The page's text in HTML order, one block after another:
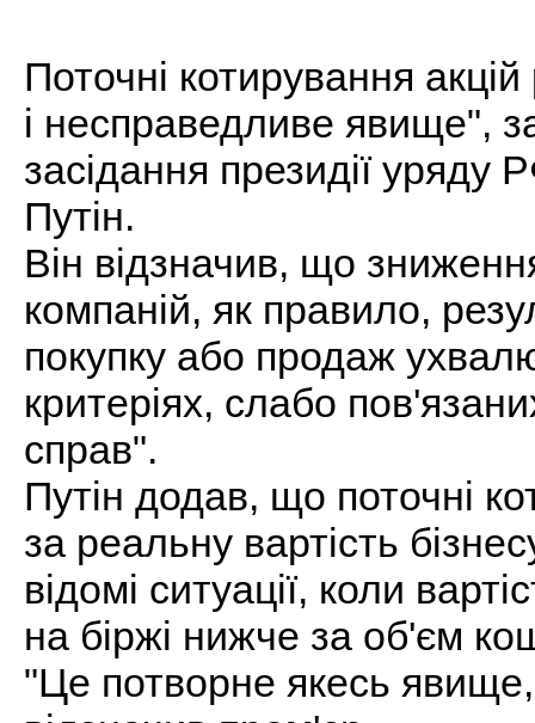
Поточні котирування
і несправедливе явище",
засідання президії
Путін.
Він відзначив, що
компаній, як правило,
покупку або продаж
критеріях, слабо
справ".
Путін додав, що поточні
за реальну вартість
відомі ситуації, коли
на біржі нижче за об'єм
"Це потворне якесь